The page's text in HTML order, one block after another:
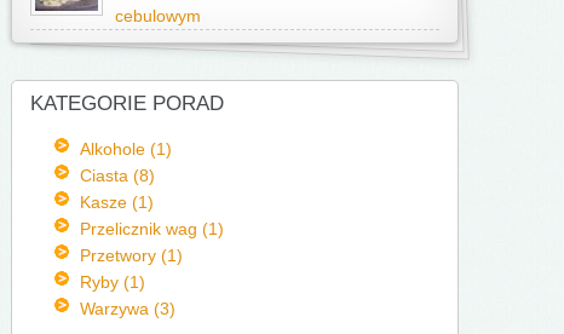
cebulowym
KATEGORIE PORAD
Alkohole (1)
Ciasta (8)
Kasze (1)
Przelicznik wag (1)
Przetwory (1)
Ryby (1)
Warzywa (3)